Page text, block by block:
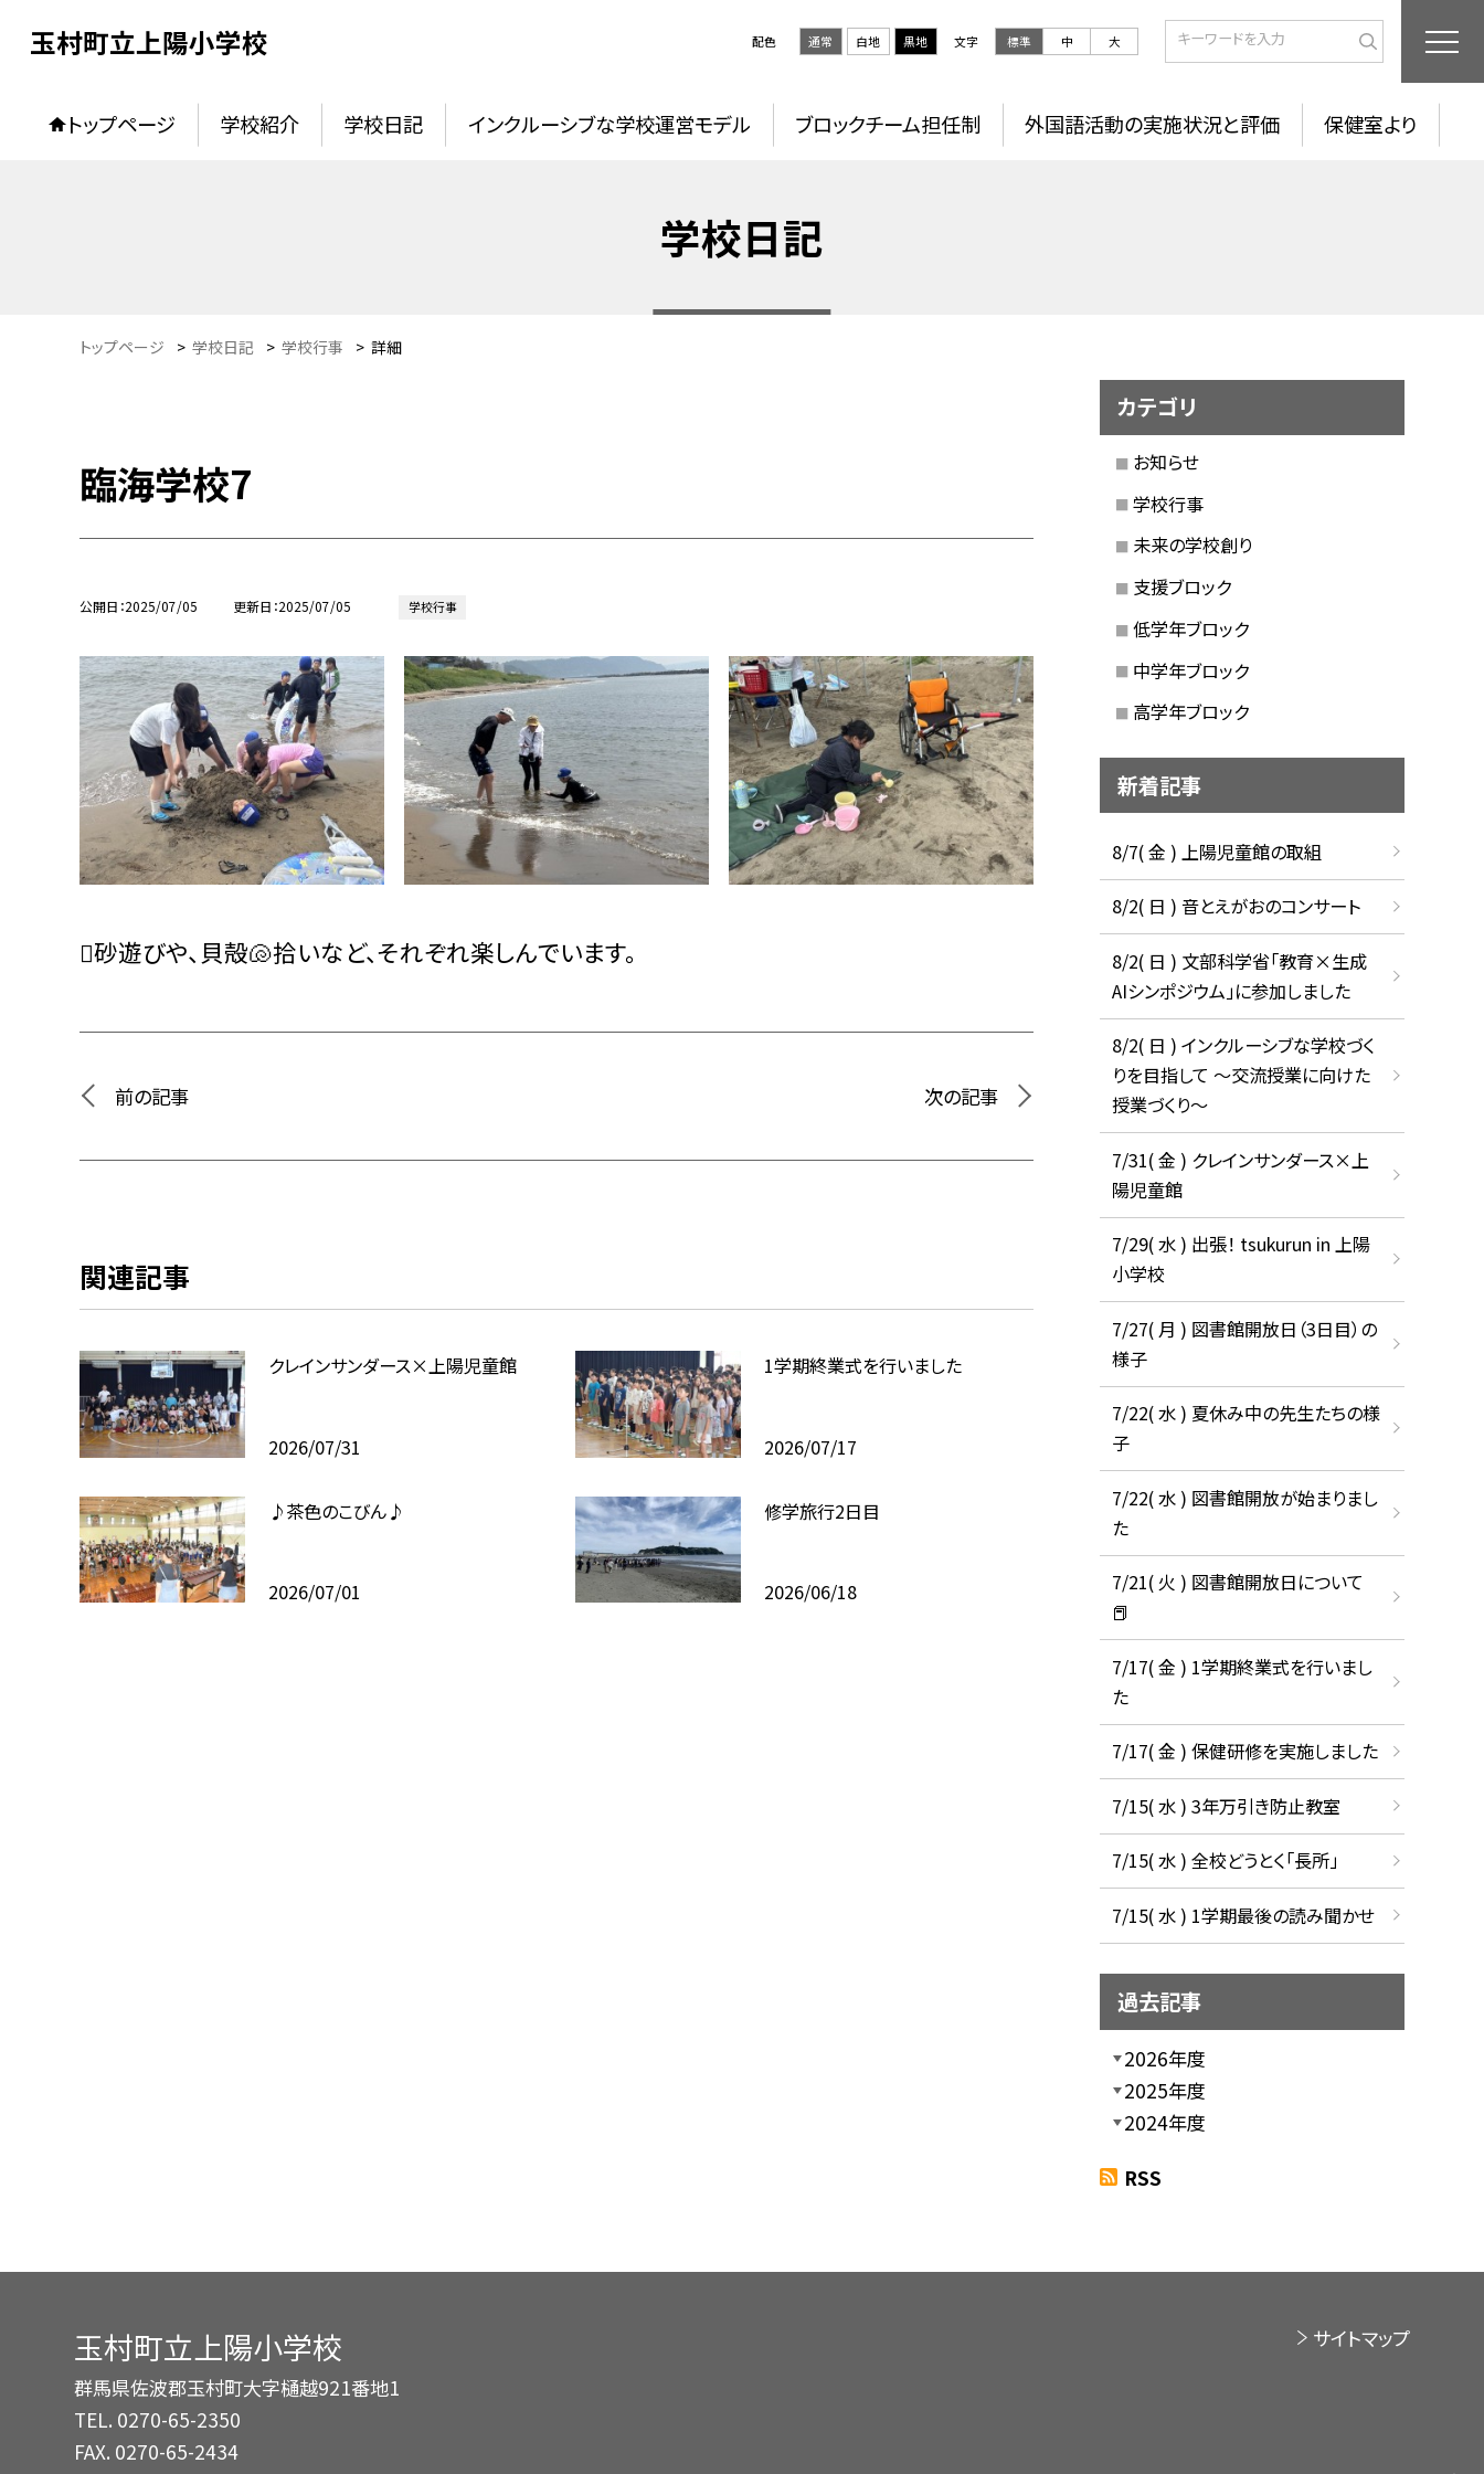
玉村町立上陽小学校 配色 通常 白地 黒地 文字 標準 中 大
トップページ 学校紹介 学校日記 インクルーシブな学校運営モデル ブロックチーム担任制 外国語活動の実施状況と評価 保健室より
学校日記
トップページ > 学校日記 > 学校行事 > 詳細
臨海学校7
公開日 2025/07/05 更新日 2025/07/05 学校行事
🪏砂遊びや、貝殻🐚拾いなど、それぞれ楽しんでいます。
前の記事 次の記事
関連記事
クレインサンダース×上陽児童館
2026/07/31
1学期終業式を行いました
2026/07/17
♪茶色のこびん♪
2026/07/01
修学旅行2日目
2026/06/18
カテゴリ
お知らせ
学校行事
未来の学校創り
支援ブロック
低学年ブロック
中学年ブロック
高学年ブロック
新着記事
8/7( 金 ) 上陽児童館の取組
8/2( 日 ) 音とえがおのコンサート
8/2( 日 ) 文部科学省「教育×生成
AIシンポジウム」に参加しました
8/2( 日 ) インクルーシブな学校づく
りを目指して ～交流授業に向けた
授業づくり～
7/31( 金 ) クレインサンダース×上
陽児童館
7/29( 水 ) 出張！ tsukurun in 上陽
小学校
7/27( 月 ) 図書館開放日（3日目）の
様子
7/22( 水 ) 夏休み中の先生たちの様
子
7/22( 水 ) 図書館開放が始まりまし
た
7/21( 火 ) 図書館開放日について
📕
7/17( 金 ) 1学期終業式を行いまし
た
7/17( 金 ) 保健研修を実施しました
7/15( 水 ) 3年万引き防止教室
7/15( 水 ) 全校どうとく「長所」
7/15( 水 ) 1学期最後の読み聞かせ
過去記事
2026年度
2025年度
2024年度
RSS
玉村町立上陽小学校
群馬県佐波郡玉村町大字樋越921番地1
TEL. 0270-65-2350
FAX. 0270-65-2434
サイトマップ